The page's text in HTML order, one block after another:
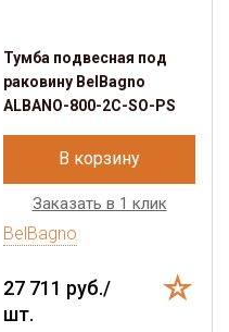
Тумба подвесная под
раковину BelBagno
ALBANO-800-2C-SO-PS
В корзину
Заказать в 1 клик
BelBagno
27 711 руб./
шт.